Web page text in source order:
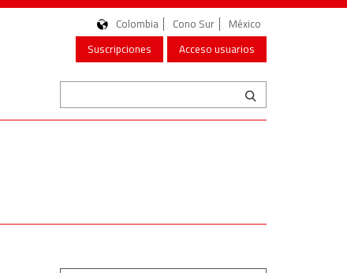
Colombia Cono Sur
México
Suscripciones
Acceso usuarios